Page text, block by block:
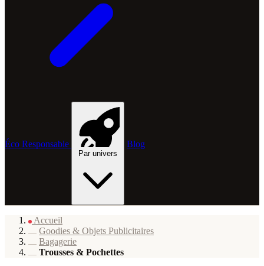
Éco Responsable
Par univers
Blog
Accueil
Goodies & Objets Publicitaires
Bagagerie
Trousses & Pochettes